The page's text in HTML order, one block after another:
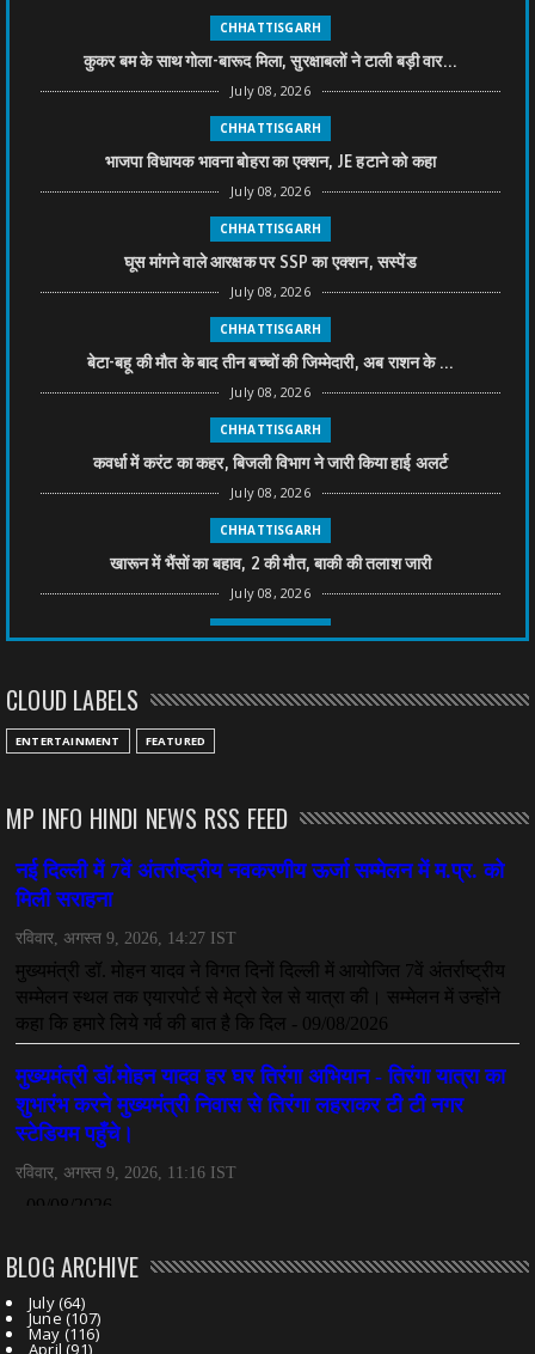
CHHATTISGARH
कुकर बम के साथ गोला-बारूद मिला, सुरक्षाबलों ने टाली बड़ी वार...
July 08, 2026
CHHATTISGARH
भाजपा विधायक भावना बोहरा का एक्शन, JE हटाने को कहा
July 08, 2026
CHHATTISGARH
घूस मांगने वाले आरक्षक पर SSP का एक्शन, सस्पेंड
July 08, 2026
CHHATTISGARH
बेटा-बहू की मौत के बाद तीन बच्चों की जिम्मेदारी, अब राशन के ...
July 08, 2026
CHHATTISGARH
कवर्धा में करंट का कहर, बिजली विभाग ने जारी किया हाई अलर्ट
July 08, 2026
CHHATTISGARH
खारून में भैंसों का बहाव, 2 की मौत, बाकी की तलाश जारी
July 08, 2026
CHHATTISGARH
July 08, 2026
CHHATTISGARH
महादेव ऐप केस में बड़ा एक्शन, सौरभ चंद्राकर हिरासत में
CHHATTISGARH
तीजन बाई को याद करेगा छत्तीसगढ़ का लोक कला जगत
July 07, 2026
CLOUD LABELS
ENTERTAINMENT FEATURED
MP INFO HINDI NEWS RSS FEED
BLOG ARCHIVE
July(64)
June(107)
May (116)
April (91)